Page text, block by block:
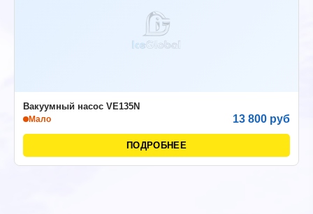
Вакуумный насос VE135N
Мало 13 800 руб
ПОДРОБНЕЕ